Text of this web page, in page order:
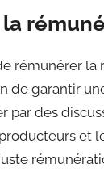
la
rémunérer la
de garantir
par des
et